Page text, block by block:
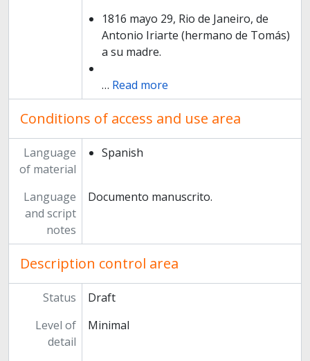
1816 mayo 29, Rio de Janeiro, de
Antonio Iriarte (hermano de Tomás)
a su madre.
… Read more
Conditions of access and use area
Language
of material
Spanish
Language
and script
notes
Documento manuscrito.
Description control area
Status
Draft
Level of
detail
Minimal